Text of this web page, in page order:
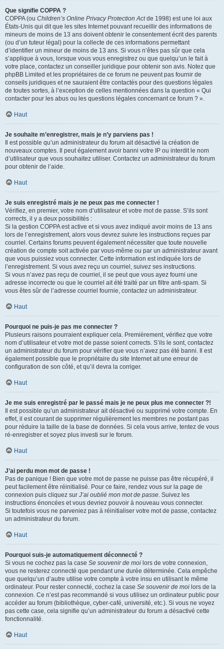
Que signifie COPPA ?
COPPA (ou Children’s Online Privacy Protection Actde 1998) est une loi aux
États-Unis qui dit que les sites Internet pouvant recueillir des informations de
mineurs de moins de 13 ans doivent obtenir le consentement écrit des parents
(ou d’un tuteur légal) pour la collecte de ces informations permettant
d’identifier un mineur de moins de 13 ans. Si vous n’êtes pas sûr que cela
s’applique à vous, lorsque vous vous enregistrez ou que quelqu’un le fait à
votre place, contactez un conseiller juridique pour obtenir son avis. Notez que
phpBB Limited et les propriétaires de ce forum ne peuvent pas fournir de
conseils juridiques et ne sauraient être contactés pour des questions légales
de toutes sortes, à l’exception de celles mentionnées dans la question « Qui
contacter pour les abus ou les questions légales concernant ce forum ? ».
Haut
Je souhaite m’enregistrer, mais je n’y parviens pas !
Il est possible qu’un administrateur du forum ait désactivé la création de
nouveaux comptes. Il peut également avoir banni votre IP ou interdit le nom
d’utilisateur que vous souhaitez utiliser. Contactez un administrateur du forum
pour obtenir de l’aide.
Haut
Je suis enregistré mais je ne peux pas me connecter !
Vérifiez, en premier, votre nom d’utilisateur et votre mot de passe. S’ils sont
corrects, il y a deux possibilités :
Si la gestion COPPA est active et si vous avez indiqué avoir moins de 13 ans
lors de l’enregistrement, alors vous devrez suivre les instructions reçues par
courriel. Certains forums peuvent également nécessiter que toute nouvelle
création de compte soit activée par vous-même ou par un administrateur avant
que vous puissiez vous connecter. Cette information est indiquée lors de
l’enregistrement. Si vous avez reçu un courriel, suivez ses instructions.
Si vous n’avez pas reçu de courriel, il se peut que vous ayez fourni une
adresse incorrecte ou que le courriel ait été traité par un filtre anti-spam. Si
vous êtes sûr de l’adresse courriel fournie, contactez un administrateur.
Haut
Pourquoi ne puis-je pas me connecter ?
Plusieurs raisons pourraient expliquer cela. Premièrement, vérifiez que votre
nom d’utilisateur et votre mot de passe soient corrects. S’ils le sont, contactez
un administrateur du forum pour vérifier que vous n’avez pas été banni. Il est
également possible que le propriétaire du site Internet ait une erreur de
configuration de son côté, et qu’il devra la corriger.
Haut
Je me suis enregistré par le passé mais je ne peux plus me connecter ?!
Il est possible qu’un administrateur ait désactivé ou supprimé votre compte. En
effet, il est courant de supprimer régulièrement les membres ne postant pas
pour réduire la taille de la base de données. Si cela vous arrive, tentez de vous
ré-enregistrer et soyez plus investi sur le forum.
Haut
J’ai perdu mon mot de passe !
Pas de panique ! Bien que votre mot de passe ne puisse pas être récupéré, il
peut facilement être réinitialisé. Pour ce faire, rendez vous sur la page de
connexion puis cliquez sur J’ai oublié mon mot de passe. Suivez les
instructions énoncées et vous devriez pouvoir à nouveau vous connecter.
Si toutefois vous ne parveniez pas à réinitialiser votre mot de passe, contactez
un administrateur du forum.
Haut
Pourquoi suis-je automatiquement déconnecté ?
Si vous ne cochez pas la case Se souvenir de moi lors de votre connexion,
vous ne resterez connecté que pendant une durée déterminée. Cela empêche
que quelqu’un d’autre utilise votre compte à votre insu en utilisant le même
ordinateur. Pour rester connecté, cochez la case Se souvenir de moi lors de la
connexion. Ce n’est pas recommandé si vous utilisez un ordinateur public pour
accéder au forum (bibliothèque, cyber-café, université, etc.). Si vous ne voyez
pas cette case, cela signifie qu’un administrateur du forum a désactivé cette
fonctionnalité.
Haut